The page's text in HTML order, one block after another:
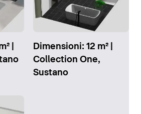
|
Dimensioni: 12 m² |
Collection One,
Sustano